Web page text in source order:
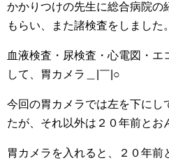
かかりつけの先生に総合病院の
もらい、また諸検査をしました。
血液検査・尿検査・心電図・エ
して、胃カメラ＿|￣|○
今回の胃カメラでは左を下にし
たが、それ以外は２０年前とお
胃カメラを入れると、２０年前